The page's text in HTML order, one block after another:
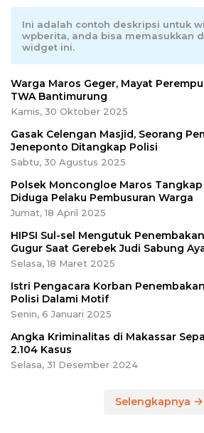
Ini adalah contoh deskripsi untuk
wpberita, anda bisa memasukkan
widget ini.
Warga Maros Geger, Mayat
TWA Bantimurung
Kamis, 30 Oktober 2025
Gasak Celengan Masjid, Seorang
Jeneponto Ditangkap Polisi
Sabtu, 30 Agustus 2025
Polsek Moncongloe Maros Tangkap
Diduga Pelaku Pembusuran Warga
Jumat, 18 April 2025
HIPSI Sul-sel Mengutuk
Gugur Saat Gerebek Judi Sabung
Selasa, 18 Maret 2025
Istri Pengacara Korban
Polisi Dalami Motif
Senin, 6 Januari 2025
Angka Kriminalitas di Makassar
2.104 Kasus
Selasa, 31 Desember 2024
Selengkapnya